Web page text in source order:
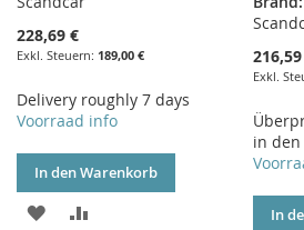
228,69 €
189,00 €
Delivery roughly 7 days
Voorraad info
In den Warenkorb
ZUR
in
In